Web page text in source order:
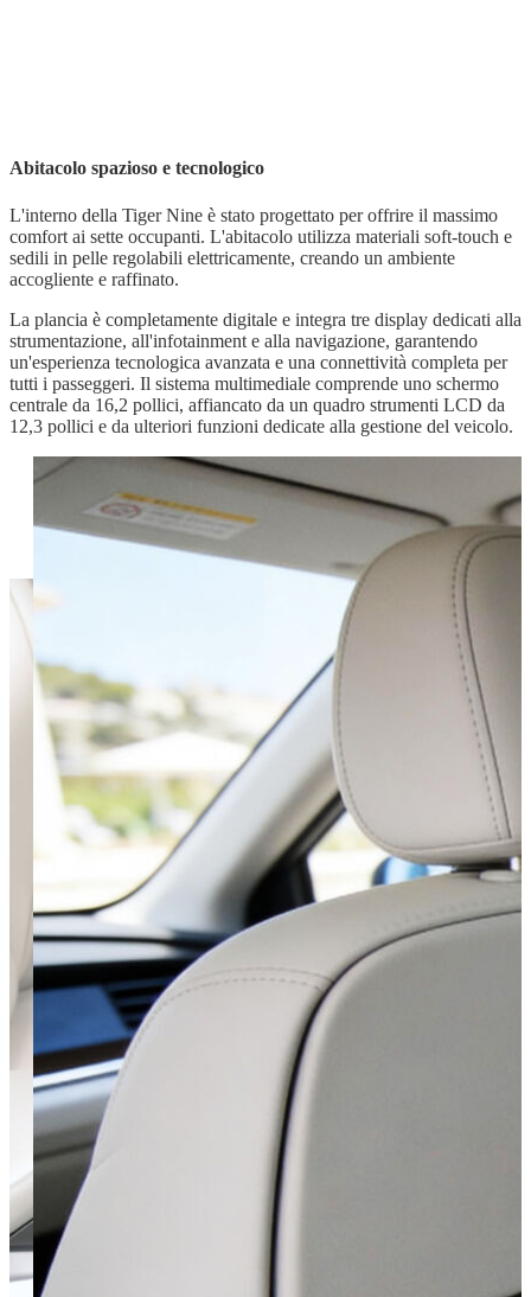
Abitacolo spazioso e tecnologico
L'interno della Tiger Nine è stato progettato per offrire il massimo
comfort ai sette occupanti. L'abitacolo utilizza materiali soft-touch e
sedili in pelle regolabili elettricamente, creando un ambiente
accogliente e raffinato.
La plancia è completamente digitale e integra tre display dedicati alla
strumentazione, all'infotainment e alla navigazione, garantendo
un'esperienza tecnologica avanzata e una connettività completa per
tutti i passeggeri. Il sistema multimediale comprende uno schermo
centrale da 16,2 pollici, affiancato da un quadro strumenti LCD da
12,3 pollici e da ulteriori funzioni dedicate alla gestione del veicolo.